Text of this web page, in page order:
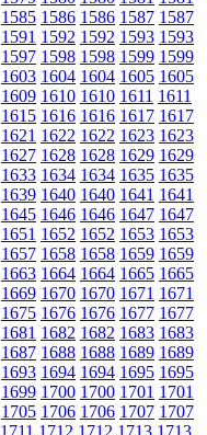
1585 1586 1586 1587 1587
1591 1592 1592 1593 1593
1597 1598 1598 1599 1599
1603 1604 1604 1605 1605
1609 1610 1610 1611 1611
1615 1616 1616 1617 1617
1621 1622 1622 1623 1623
1627 1628 1628 1629 1629
1633 1634 1634 1635 1635
1639 1640 1640 1641 1641
1645 1646 1646 1647 1647
1651 1652 1652 1653 1653
1657 1658 1658 1659 1659
1663 1664 1664 1665 1665
1669 1670 1670 1671 1671
1675 1676 1676 1677 1677
1681 1682 1682 1683 1683
1687 1688 1688 1689 1689
1693 1694 1694 1695 1695
1699 1700 1700 1701 1701
1705 1706 1706 1707 1707